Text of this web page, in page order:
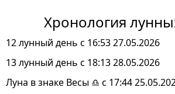
Хронология
12 лунный день с 16:53 27.05.2026
13 лунный день с 18:13 28.05.2026
Луна в знаке Весы ♎ с 17:44